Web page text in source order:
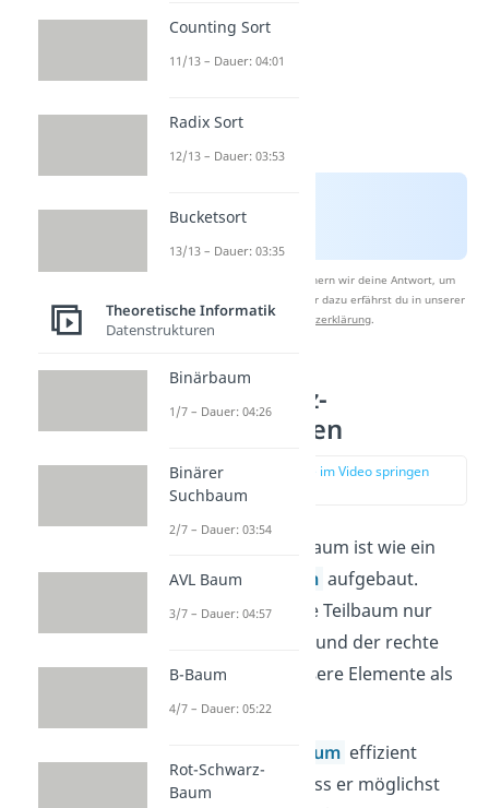
Nach Beantwortung speichern wir deine Antwort, um
Studyflix zu verbessern. Mehr dazu erfährst du in unserer
Datenschutzerklärung
Rot-Schwarz-
Eigenschaften
zur Stelle im Video springen
Ein Rot-Schwarz-Baum ist wie ein
Binärer Suchbaum aufgebaut.
Dabei hat der linke Teilbaum nur
kleinere Elemente und der rechte
Teilbaum nur größere Elemente als
die Wurzel.
Binärbaum effizient
arbeiten kann, muss er möglichst
Counting Sort
11/13 – Dauer: 04:01
Radix Sort
12/13 – Dauer: 03:53
Bucketsort
13/13 – Dauer: 03:35
Theoretische Informatik
Datenstrukturen
Binärbaum
1/7 – Dauer: 04:26
Binärer
Suchbaum
2/7 – Dauer: 03:54
AVL Baum
3/7 – Dauer: 04:57
B-Baum
4/7 – Dauer: 05:22
Rot-Schwarz-
Baum